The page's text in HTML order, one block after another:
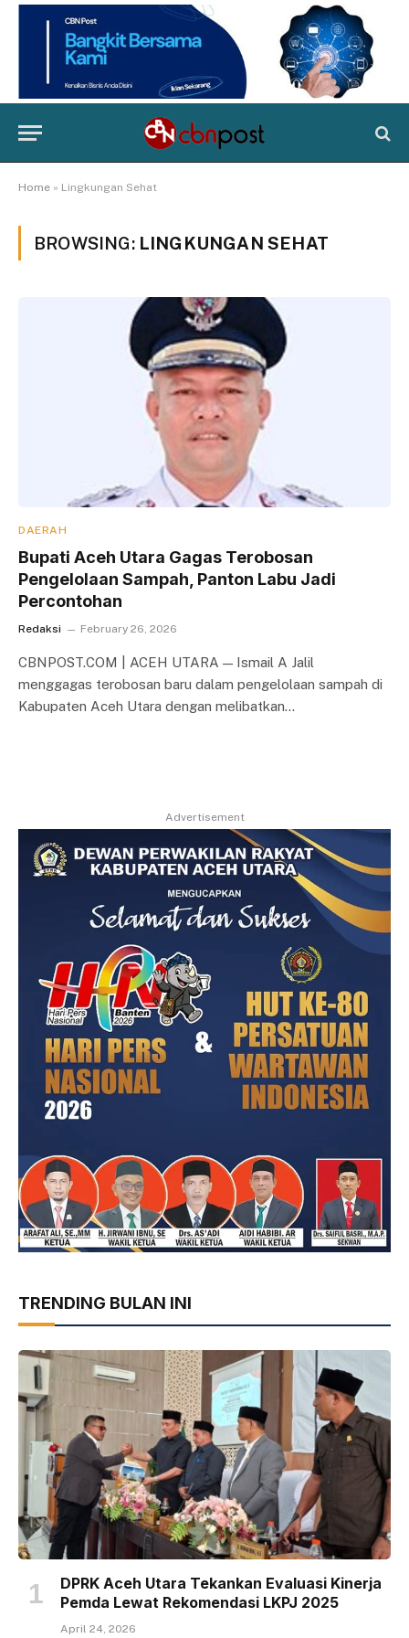
Home » Lingkungan Sehat
BROWSING: LINGKUNGAN SEHAT
DAERAH
Bupati Aceh Utara Gagas Terobosan
Pengelolaan Sampah, Panton Labu Jadi
Percontohan
Redaksi February 26, 2026
CBNPOST.COM | ACEH UTARA — Ismail A Jalil
menggagas terobosan baru dalam pengelolaan sampah di
Kabupaten Aceh Utara dengan melibatkan…
Advertisement
TRENDING BULAN INI
DPRK Aceh Utara Tekankan Evaluasi Kinerja
Pemda Lewat Rekomendasi LKPJ 2025
April 24, 2026